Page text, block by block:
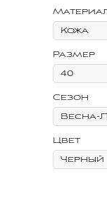
Размер
Сезон
Цвет